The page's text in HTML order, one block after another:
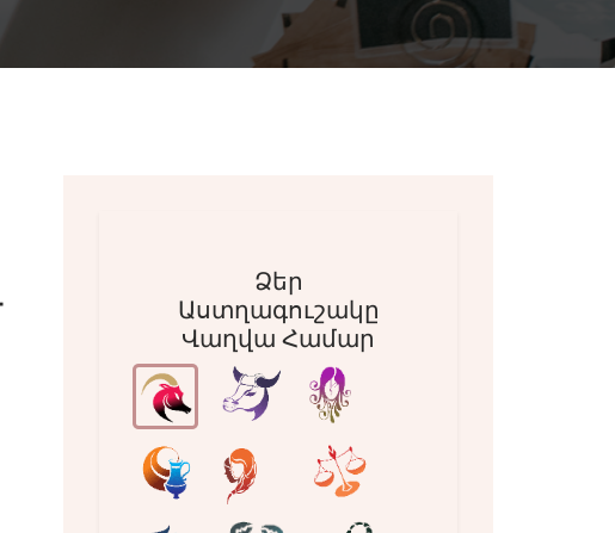
Ձեր
Աստղագուշակը
Վաղվա Համար